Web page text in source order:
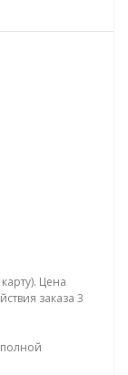
Цена
заказа 3